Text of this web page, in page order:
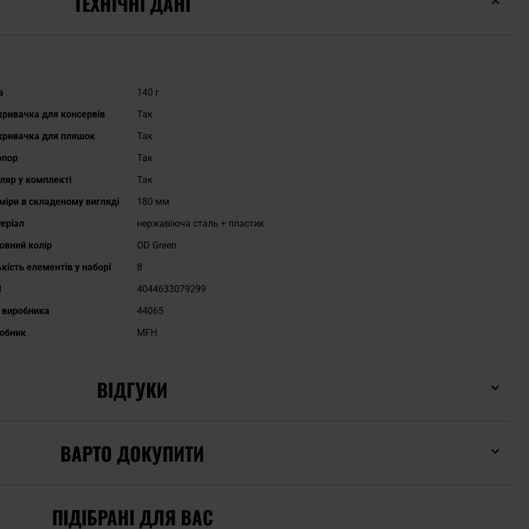
140 г
для консервів
Так
для пляшок
Так
Так
у комплекті
Так
в складеному вигляді
180 мм
нержавіюча сталь + пластик
колір
OD Green
елементів у наборі
8
4044633079299
44065
MFH
ВІДГУКИ
ВАРТО ДОКУПИТИ
ПІДІБРАНІ ДЛЯ ВАС